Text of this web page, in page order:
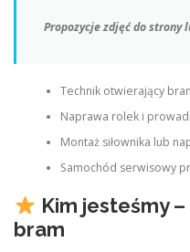
Propozycje zdjęć do strony
Technik otwierający
Naprawa rolek i
Montaż siłownika lub
Samochód serwisowy
Kim jesteśmy
bram